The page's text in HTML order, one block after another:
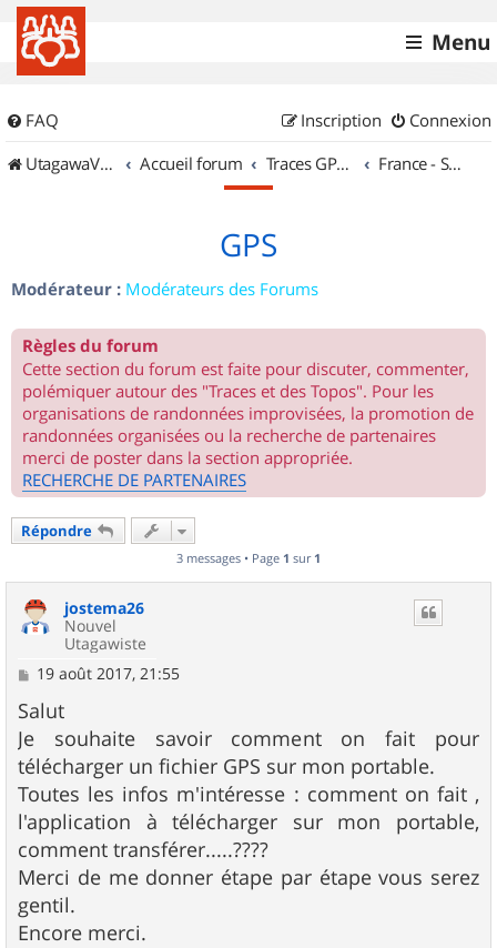
Menu
FAQ Connexion
Inscription
UtagawaVTT (Randos VTT et VTTAE avec traces GPS)
Accueil forum Traces GPS de randos VTT France - Sud Est
GPS
Modérateur : Modérateurs des Forums
Règles du forum
Cette section du forum est faite pour discuter, commenter,
polémiquer autour des "Traces et des Topos". Pour les
organisations de randonnées improvisées, la promotion de
randonnées organisées ou la recherche de partenaires
merci de poster dans la section appropriée.
RECHERCHE DE PARTENAIRES
Répondre
3 messages • Page 1 sur 1
jostema26
Nouvel
Utagawiste
M
s
s
a
g
e
19 août 2017, 21:55
Salut
Je souhaite savoir comment on fait pour
télécharger un fichier GPS sur mon portable.
Toutes les infos m'intéresse : comment on fait ,
l'application à télécharger sur mon portable,
comment transférer.....????
Merci de me donner étape par étape vous serez
gentil.
Encore merci.